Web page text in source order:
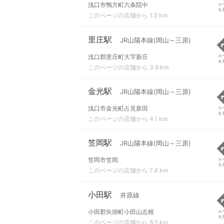
浅口市鴨方町六条院中
このページの店舗から 1.3 km
ル
を
里庄駅 JR山陽本線(岡山～三原)
浅口郡里庄町大字新庄
このページの店舗から 3.9 km
ル
を
金光駅 JR山陽本線(岡山～三原)
浅口市金光町占見新田
このページの店舗から 4.1 km
ル
を
笠岡駅 JR山陽本線(岡山～三原)
笠岡市笠岡
このページの店舗から 7.4 km
ル
を
小田駅 井原線
小田郡矢掛町小田山志根
このページの店舗から 8.5 km
ル
を